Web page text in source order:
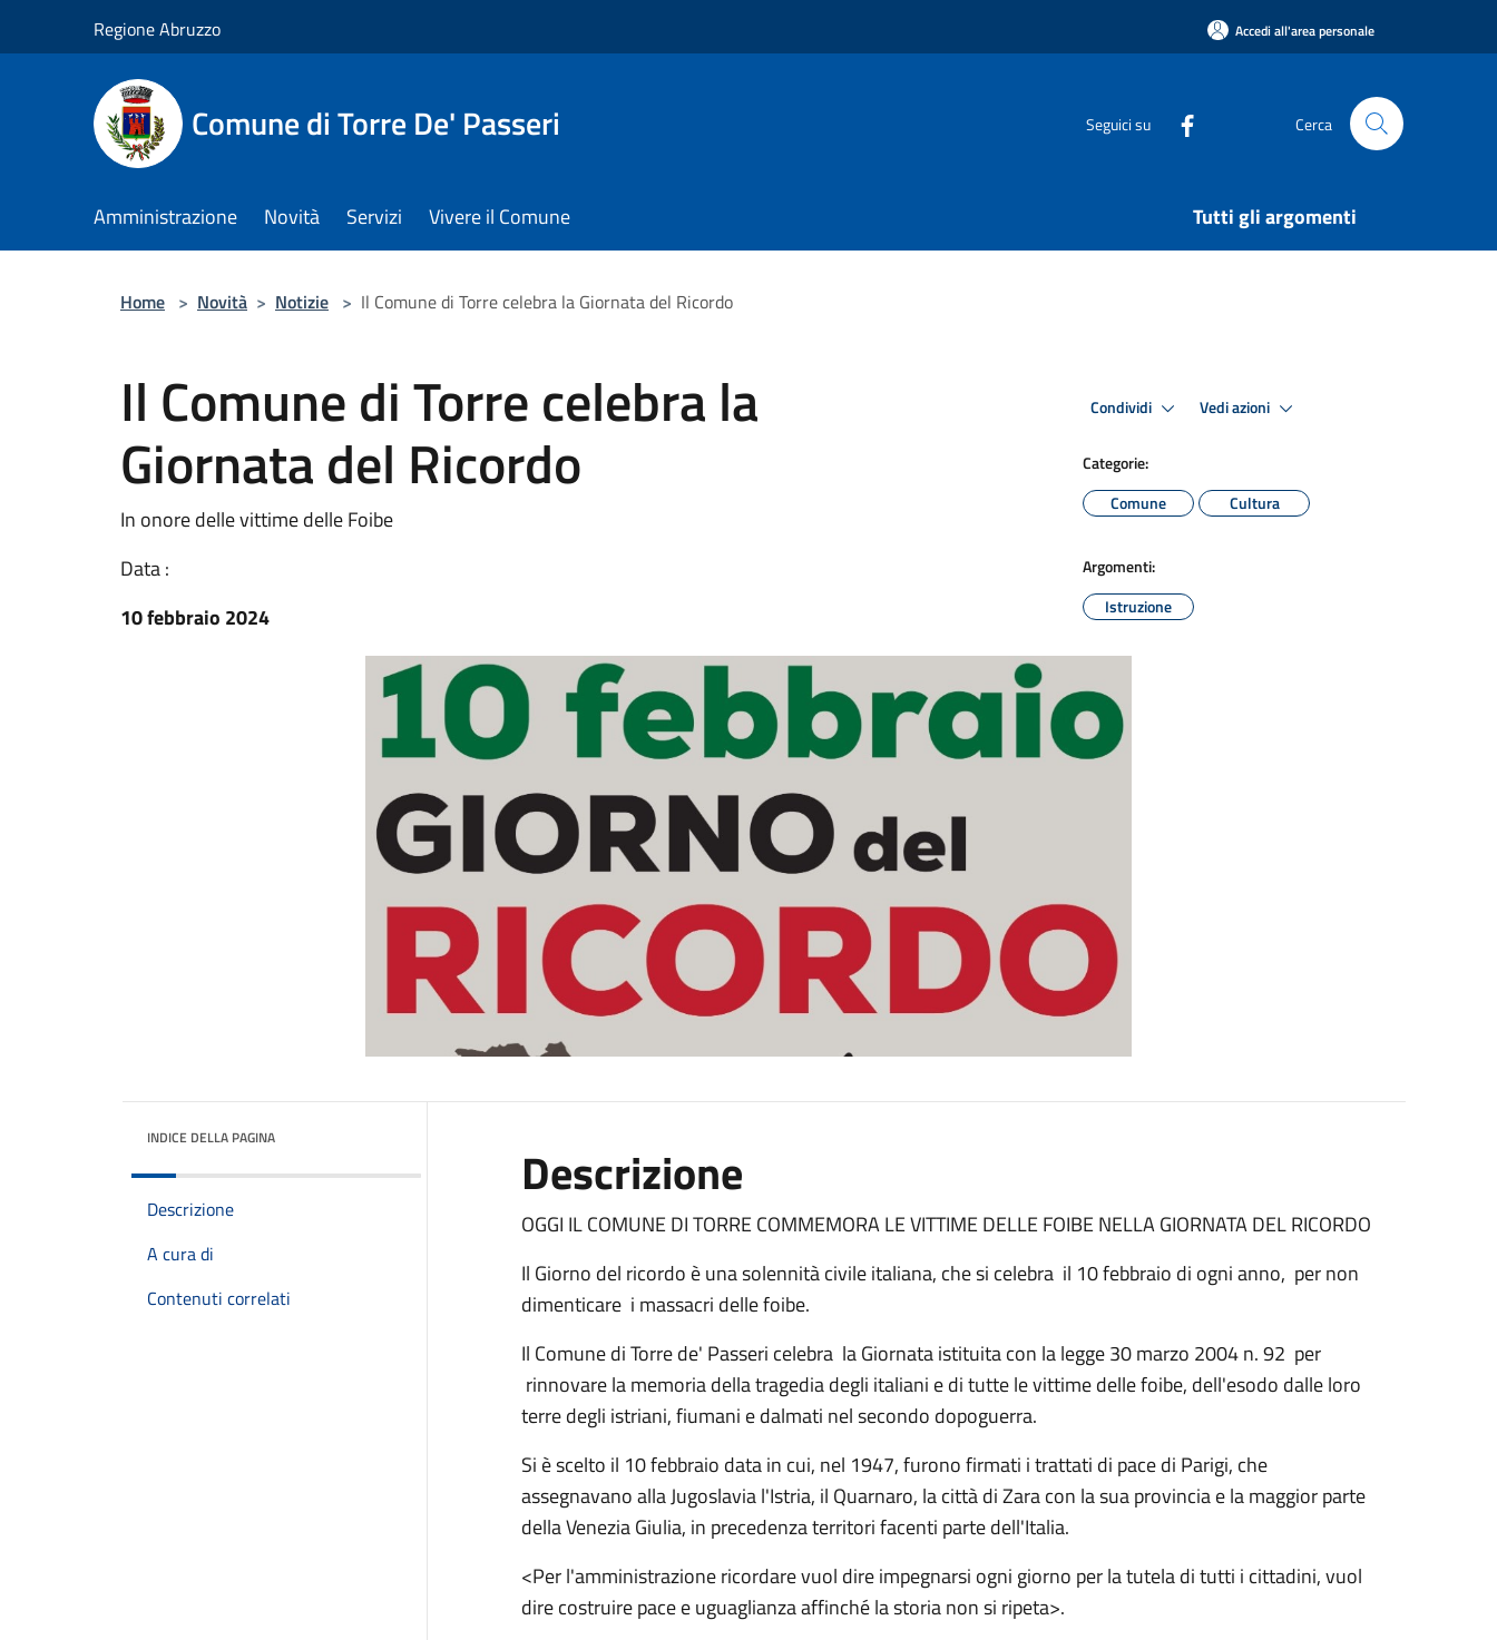
Regione Abruzzo Accedi all'area personale
Comune di Torre De' Passeri Seguici su Cerca
Amministrazione Novità Servizi Vivere il Comune Tutti gli argomenti
Home > Novità > Notizie > Il Comune di Torre celebra la Giornata del Ricordo
Il Comune di Torre celebra la
Giornata del Ricordo
In onore delle vittime delle Foibe
Data :
10 febbraio 2024
Condividi Vedi azioni
Categorie:
Comune
Cultura
Argomenti:
Istruzione
INDICE DELLA PAGINA
Descrizione
A cura di
Contenuti correlati
Descrizione
OGGI IL COMUNE DI TORRE COMMEMORA LE VITTIME DELLE FOIBE NELLA GIORNATA DEL RICORDO
Il Giorno del ricordo è una solennità civile italiana, che si celebra il 10 febbraio di ogni anno, per non
dimenticare i massacri delle foibe.
Il Comune di Torre de' Passeri celebra la Giornata istituita con la legge 30 marzo 2004 n. 92 per
rinnovare la memoria della tragedia degli italiani e di tutte le vittime delle foibe, dell'esodo dalle loro
terre degli istriani, fiumani e dalmati nel secondo dopoguerra.
Si è scelto il 10 febbraio data in cui, nel 1947, furono firmati i trattati di pace di Parigi, che
assegnavano alla Jugoslavia l'Istria, il Quarnaro, la città di Zara con la sua provincia e la maggior parte
della Venezia Giulia, in precedenza territori facenti parte dell'Italia.
<Per l'amministrazione ricordare vuol dire impegnarsi ogni giorno per la tutela di tutti i cittadini, vuol
dire costruire pace e uguaglianza affinché la storia non si ripeta>.